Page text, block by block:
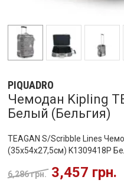
PIQUADRO
Чемодан Kipling
Белый (Бельгия)
TEAGAN S/Scribble Lines
(35x54x27,5см) K1309418P
6,286 грн. 3,457 грн.